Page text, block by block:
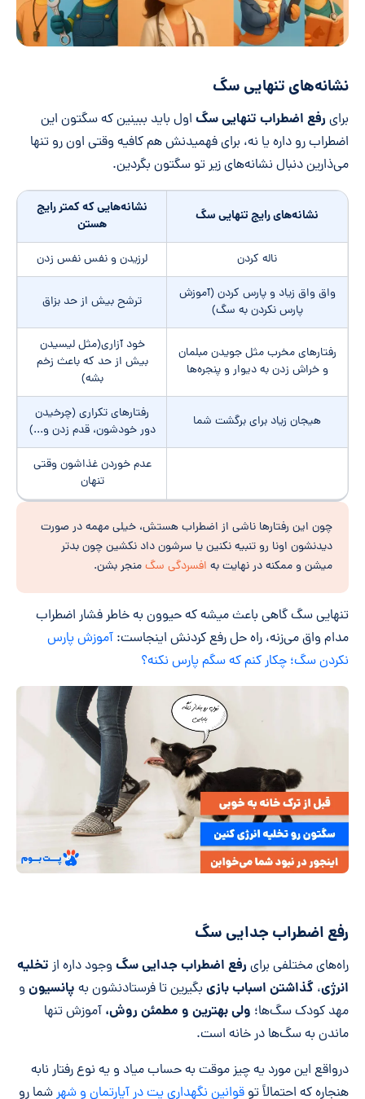
نشانه‌های تنهایی سگ
برای رفع اضطراب تنهایی سگ اول باید ببینین که سگتون این
اضطراب رو داره یا نه، برای فهمیدنش هم کافیه وقتی اون رو تنها
می‌ذارین دنبال نشانه‌های زیر تو سگتون بگردین.
نشانه‌های رایج تنهایی سگ
نشانه‌هایی که کمتر رایج
هستن
ناله کردن
لرزیدن و نفس نفس زدن
واق واق زیاد و پارس کردن (آموزش
پارس نکردن به سگ)
ترشح بیش از حد بزاق
رفتارهای مخرب مثل جویدن مبلمان
و خراش زدن به دیوار و پنجره‌ها
خود آزاری(مثل لیسیدن
بیش از حد که باعث زخم
بشه)
هیجان زیاد برای برگشت شما
رفتارهای تکراری (چرخیدن
دور خودشون، قدم زدن و...)
عدم خوردن غذاشون وقتی
تنهان
چون این رفتارها ناشی از اضطراب هستش، خیلی مهمه در صورت
دیدنشون اونا رو تنبیه نکنین یا سرشون داد نکشین چون بدتر
میشن و ممکنه در نهایت به افسردگی سگمنجر بشن.
تنهایی سگ گاهی باعث میشه که حیوون به خاطر فشار اضطراب
مدام واق می‌زنه، راه حل رفع کردنش اینجاست: آموزش پارس
نکردن سگ؛ چکار کنم که سگم پارس نکنه؟
رفع اضطراب جدایی سگ
راه‌های مختلفی برای رفع اضطراب جدایی سگ وجود داره از تخلیه
انرژی، گذاشتن اسباب بازی بگیرین تا فرستادنشون به پانسیون و
مهد کودک سگ‌ها؛ ولی بهترین و مطمئن روش، آموزش تنها
ماندن به سگ‌ها در خانه است.
درواقع این مورد یه چیز موقت به حساب میاد و یه نوع رفتار نابه
هنجاره که احتمالاً تو قوانین نگهداری پت در آپارتمان و شهرشما رو